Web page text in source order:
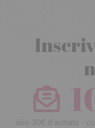
dès 30€ d’achats -